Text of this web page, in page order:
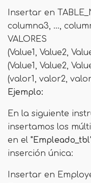
Insertar en
columna3, ...,
VALORES
(Value1, Value2,
(Value1, Value2,
(valor1, valor2,
Ejemplo:
En la siguiente
insertamos los
en el
inserción única:
Insertar en